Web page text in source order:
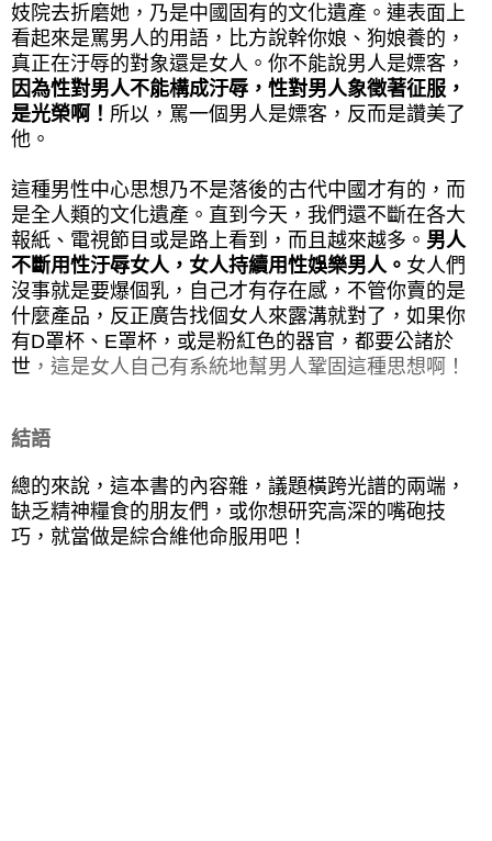
妓院去折磨她，乃是中國固有的文化遺產。連表面上
看起來是罵男人的用語，比方說幹你娘、狗娘養的，
真正在汙辱的對象還是女人。你不能說男人是嫖客，
因為性對男人不能構成汙辱，性對男人象徵著征服，
是光榮啊！ 所以，罵一個男人是嫖客，反而是讚美了
他。
這種男性中心思想乃不是落後的古代中國才有的，而
是全人類的文化遺產。直到今天，我們還不斷在各大
報紙、電視節目或是路上看到，而且越來越多。 男人
不斷用性汙辱女人，女人持續用性娛樂男人。 女人們
沒事就是要爆個乳，自己才有存在感，不管你賣的是
什麼產品，反正廣告找個女人來露溝就對了，如果你
有D罩杯、E罩杯，或是粉紅色的器官，都要公諸於
世 ，這是女人自己有系統地幫男人鞏固這種思想啊！
結語
總的來說，這本書的內容雜，議題橫跨光譜的兩端，
缺乏精神糧食的朋友們，或你想研究高深的嘴砲技
巧，就當做是綜合維他命服用吧！